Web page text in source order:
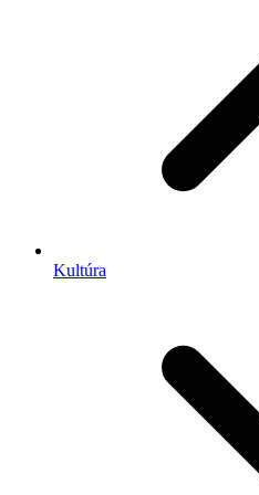
Kultúra